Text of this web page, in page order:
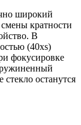
широкий
кратности
В
(40xs)
фокусировке
останутся